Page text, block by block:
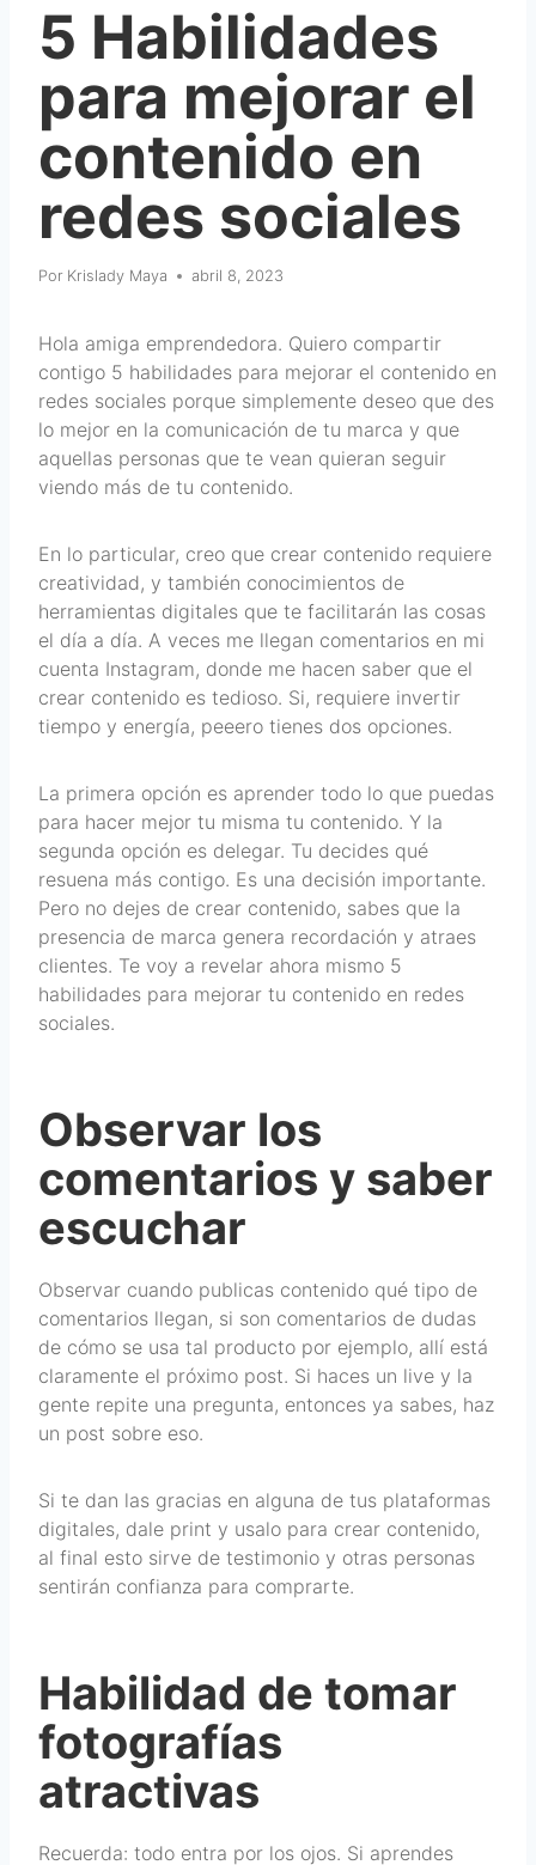
5 Habilidades
para mejorar el
contenido en
redes sociales
Por Krislady Maya abril 8, 2023
Hola amiga emprendedora. Quiero compartir
contigo 5 habilidades para mejorar el contenido en
redes sociales porque simplemente deseo que des
lo mejor en la comunicación de tu marca y que
aquellas personas que te vean quieran seguir
viendo más de tu contenido.
En lo particular, creo que crear contenido requiere
creatividad, y también conocimientos de
herramientas digitales que te facilitarán las cosas
el día a día. A veces me llegan comentarios en mi
cuenta Instagram, donde me hacen saber que el
crear contenido es tedioso. Si, requiere invertir
tiempo y energía, peeero tienes dos opciones.
La primera opción es aprender todo lo que puedas
para hacer mejor tu misma tu contenido. Y la
segunda opción es delegar. Tu decides qué
resuena más contigo. Es una decisión importante.
Pero no dejes de crear contenido, sabes que la
presencia de marca genera recordación y atraes
clientes. Te voy a revelar ahora mismo 5
habilidades para mejorar tu contenido en redes
sociales.
Observar los
comentarios y saber
escuchar
Observar cuando publicas contenido qué tipo de
comentarios llegan, si son comentarios de dudas
de cómo se usa tal producto por ejemplo, allí está
claramente el próximo post. Si haces un live y la
gente repite una pregunta, entonces ya sabes, haz
un post sobre eso.
Si te dan las gracias en alguna de tus plataformas
digitales, dale print y usalo para crear contenido,
al final esto sirve de testimonio y otras personas
sentirán confianza para comprarte.
Habilidad de tomar
fotografías
atractivas
Recuerda: todo entra por los ojos. Si aprendes